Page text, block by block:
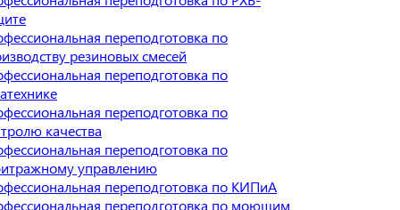
переподготовка по
резиновых смесей
переподготовка по
переподготовка по
качества
переподготовка по
управлению
переподготовка по КИПиА
переподготовка по моющим